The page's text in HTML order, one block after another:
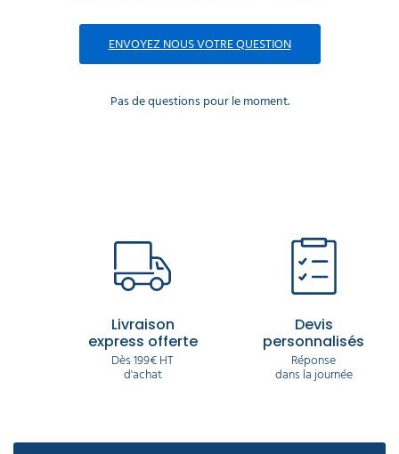
ENVOYEZ NOUS VOTRE QUESTION
Pas de questions pour le moment.
Livraison
express offerte
Dès 199€ HT
d'achat
Devis
personnalisés
Réponse
dans la journée